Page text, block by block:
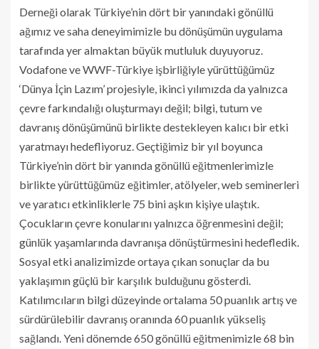
Derneği olarak Türkiye’nin dört bir yanındaki gönüllü
ağımız ve saha deneyimimizle bu dönüşümün uygulama
tarafında yer almaktan büyük mutluluk duyuyoruz.
Vodafone ve WWF-Türkiye işbirliğiyle yürüttüğümüz
‘Dünya İçin Lazım’ projesiyle, ikinci yılımızda da yalnızca
çevre farkındalığı oluşturmayı değil; bilgi, tutum ve
davranış dönüşümünü birlikte destekleyen kalıcı bir etki
yaratmayı hedefliyoruz. Geçtiğimiz bir yıl boyunca
Türkiye’nin dört bir yanında gönüllü eğitmenlerimizle
birlikte yürüttüğümüz eğitimler, atölyeler, web seminerleri
ve yaratıcı etkinliklerle 75 bini aşkın kişiye ulaştık.
Çocukların çevre konularını yalnızca öğrenmesini değil;
günlük yaşamlarında davranışa dönüştürmesini hedefledik.
Sosyal etki analizimizde ortaya çıkan sonuçlar da bu
yaklaşımın güçlü bir karşılık bulduğunu gösterdi.
Katılımcıların bilgi düzeyinde ortalama 50 puanlık artış ve
sürdürülebilir davranış oranında 60 puanlık yükseliş
sağlandı. Yeni dönemde 650 gönüllü eğitmenimizle 68 bin